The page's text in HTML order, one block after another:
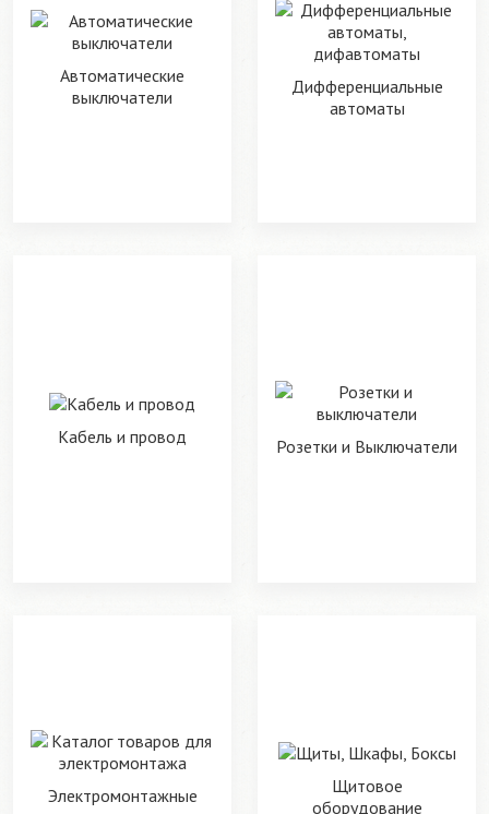
Автоматические
выключатели
Дифференциальные
автоматы
Кабель и провод Розетки и Выключатели
Электромонтажные
Щитовое
оборудование